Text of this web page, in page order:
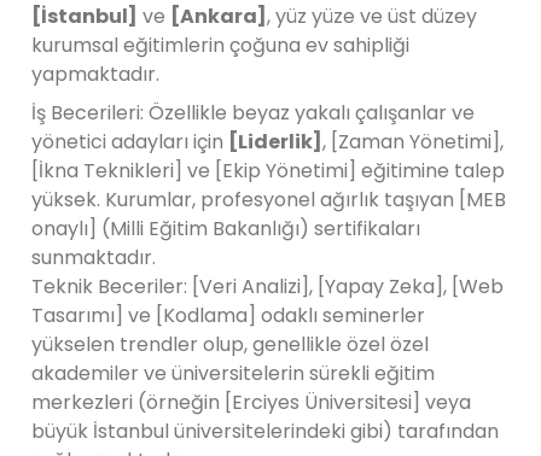
[İstanbul] ve [Ankara], yüz yüze ve üst düzey
kurumsal eğitimlerin çoğuna ev sahipliği
yapmaktadır.
İş Becerileri: Özellikle beyaz yakalı çalışanlar ve
yönetici adayları için [Liderlik], [Zaman Yönetimi],
[İkna Teknikleri] ve [Ekip Yönetimi] eğitimine talep
yüksek. Kurumlar, profesyonel ağırlık taşıyan [MEB
onaylı] (Milli Eğitim Bakanlığı) sertifikaları
sunmaktadır.
Teknik Beceriler: [Veri Analizi], [Yapay Zeka], [Web
Tasarımı] ve [Kodlama] odaklı seminerler
yükselen trendler olup, genellikle özel özel
akademiler ve üniversitelerin sürekli eğitim
merkezleri (örneğin [Erciyes Üniversitesi] veya
büyük İstanbul üniversitelerindeki gibi) tarafından